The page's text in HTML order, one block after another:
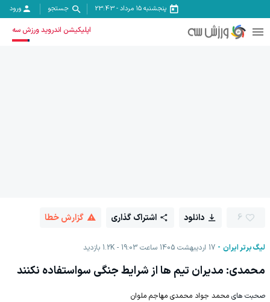
پنجشنبه ۱۵ مرداد -
23:43 جستجو ورود
اپلیکیشن اندروید ورزش سه
لیگ برتر ایران 17 اردیبهشت 1405 ساعت 19:03 1.2K بازدید
6 دانلود اشتراک گذاری گزارش خطا
محمدی: مدیران تیم ها از شرایط جنگی سواستفاده نکنند
صحبت های محمد جواد محمدی مهاجم ملوان